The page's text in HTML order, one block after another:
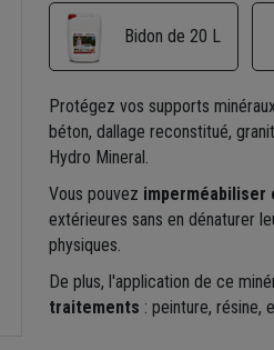
Bidon de 20 L
Protégez vos supports
béton, dallage reconstitué,
Hydro Mineral.
Vous pouvez
extérieures sans en dénaturer
physiques.
De plus, l'application de ce
traitements : peinture, résine,